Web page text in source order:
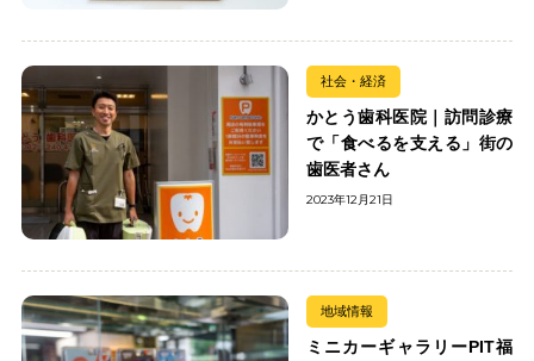
社会・経済
かとう歯科医院｜訪問診療
で「食べるを支える」街の
歯医者さん
2023年12月21日
地域情報
ミニカーギャラリーPIT福